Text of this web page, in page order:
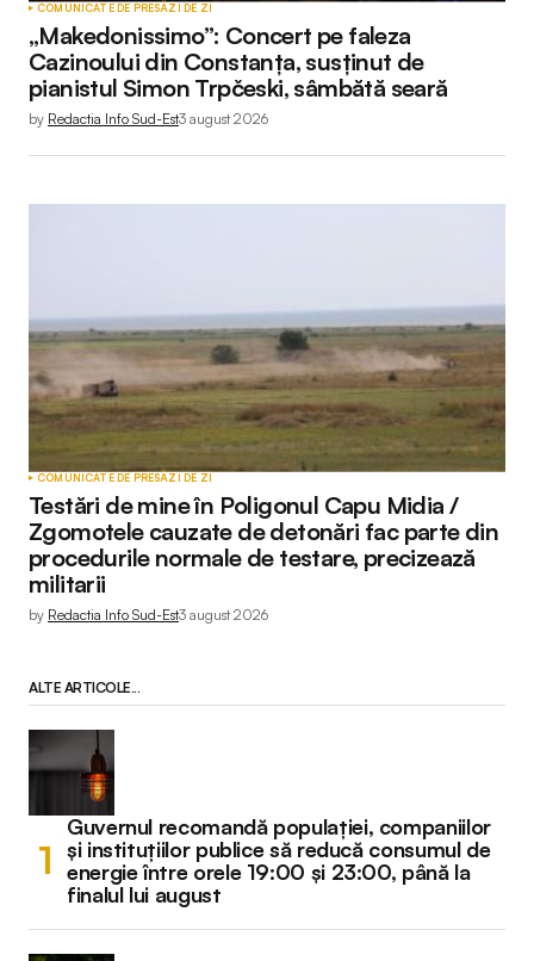
COMUNICATE DE PRESĂZI DE ZI
„Makedonissimo”: Concert pe faleza
Cazinoului din Constanța, susținut de
pianistul Simon Trpčeski, sâmbătă seară
by Redactia Info Sud-Est3 august 2026
COMUNICATE DE PRESĂZI DE ZI
Testări de mine în Poligonul Capu Midia /
Zgomotele cauzate de detonări fac parte din
procedurile normale de testare, precizează
militarii
by Redactia Info Sud-Est3 august 2026
ALTE ARTICOLE...
Guvernul recomandă populației, companiilor
și instituțiilor publice să reducă consumul de
energie între orele 19:00 și 23:00, până la
finalul lui august